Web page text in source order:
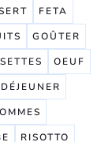
FETA
GOÛTER
OEUF
RISOTTO